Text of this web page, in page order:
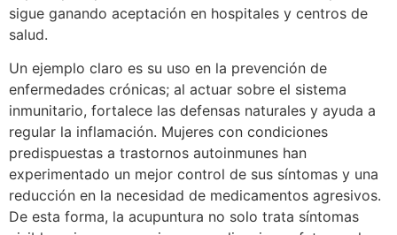
sigue ganando aceptación en hospitales y centros de
salud.
Un ejemplo claro es su uso en la prevención de
enfermedades crónicas; al actuar sobre el sistema
inmunitario, fortalece las defensas naturales y ayuda a
regular la inflamación. Mujeres con condiciones
predispuestas a trastornos autoinmunes han
experimentado un mejor control de sus síntomas y una
reducción en la necesidad de medicamentos agresivos.
De esta forma, la acupuntura no solo trata síntomas